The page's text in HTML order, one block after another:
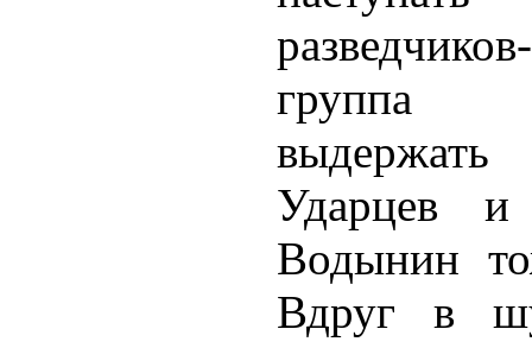
группа
Ударцев
Водынин
Вдруг в